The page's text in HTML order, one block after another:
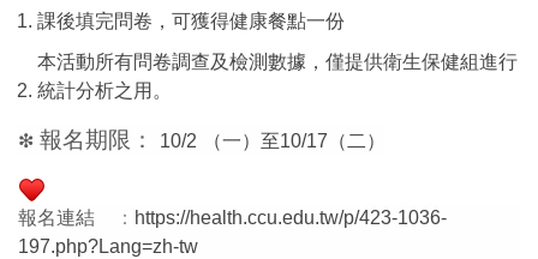
課後填完問卷，可獲得健康餐點一份
本活動所有問卷調查及檢測數據，僅提供衛生保健組進行
統計分析之用。
❇ 報名期限： 10/2 （一）至10/17（二）
報名連結 ： https://health.ccu.edu.tw/p/423-1036-
197.php?Lang=zh-tw